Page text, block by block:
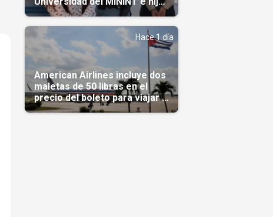
de diplomático cubano
Hace 1 día
American Airlines incluye dos
maletas de 50 libras en el
precio del boleto para viajar a
Cuba en agosto